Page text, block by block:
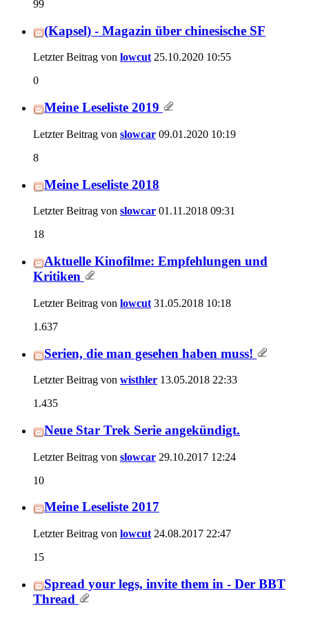
99
(Kapsel) - Magazin über chinesische SF
Letzter Beitrag von lowcut25.10.2020 10:55
0
Meine Leseliste 2019
Letzter Beitrag von slowcar 09.01.2020 10:19
8
Meine Leseliste 2018
Letzter Beitrag von slowcar 01.11.2018 09:31
18
Aktuelle Kinofilme: Empfehlungen und
Kritiken
Letzter Beitrag von lowcut 31.05.2018 10:18
1.637
Serien, die man gesehen haben muss!
Letzter Beitrag von wisthler 13.05.2018 22:33
1.435
Neue Star Trek Serie angekündigt.
Letzter Beitrag von slowcar 29.10.2017 12:24
10
Meine Leseliste 2017
Letzter Beitrag von lowcut 24.08.2017 22:47
15
Spread your legs, invite them in - Der BBT
Thread